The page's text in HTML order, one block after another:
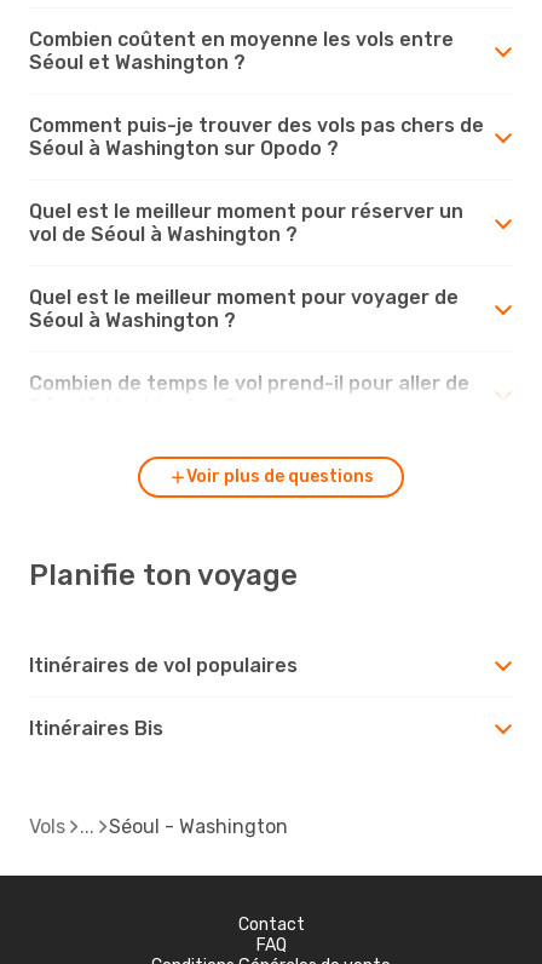
Combien coûtent en moyenne les vols entre
Séoul et Washington ?
Comment puis-je trouver des vols pas chers de
Séoul à Washington sur Opodo ?
Quel est le meilleur moment pour réserver un
vol de Séoul à Washington ?
Quel est le meilleur moment pour voyager de
Séoul à Washington ?
Combien de temps le vol prend-il pour aller de
Voir plus de questions
Planifie ton voyage
Itinéraires de vol populaires
Itinéraires Bis
Vols Séoul - Washington
Contact
FAQ